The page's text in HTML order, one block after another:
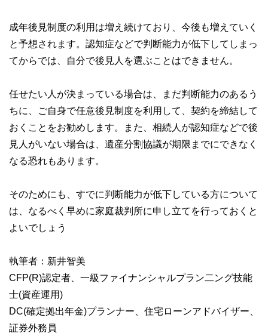
成年後見制度の利用は増え続けており、今後も増えていく
と予想されます。認知症などで判断能力が低下してしまっ
てからでは、自分で後見人を選ぶことはできません。
任せたい人が決まっている場合は、まだ判断能力のあるう
ちに、ご自身で任意後見制度を利用して、契約を締結して
おくことをお勧めします。また、相続人が認知症などで後
見人がいない場合は、遺産分割協議が期限までにできなく
なる恐れもあります。
そのためにも、すでに判断能力が低下している方について
は、なるべく早めに家庭裁判所に申し立てを行っておくと
よいでしょう
執筆者：新井智美
CFP(R)認定者、一級ファイナンシャルプラン二ング技能
士(資産運用)
DC(確定拠出年金)プランナー、住宅ローンアドバイザー、
証券外務員